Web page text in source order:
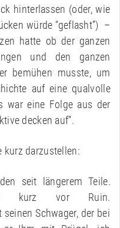
hinterlassen (oder, wie
würde “geflasht”) –
hatte ob der ganzen
und den ganzen
bemühen musste, um
auf eine qualvolle
war eine Folge aus der
decken auf”.
kurz darzustellen:
seit längerem Teile.
kurz vor Ruin.
Schwager, der bei